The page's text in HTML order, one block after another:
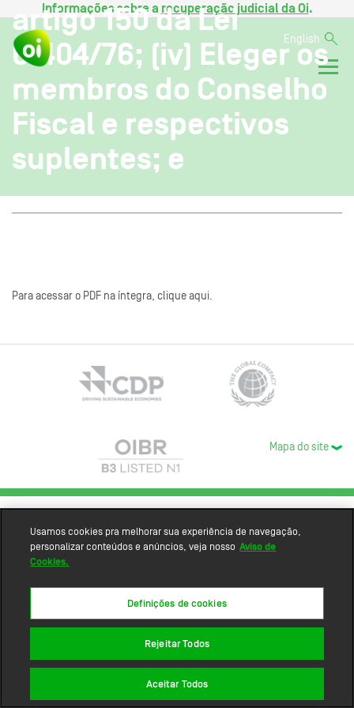
Informações sobre a recuperação judicial da Oi.
English
artigo 150 da Lei
6.404/76; (iv) Eleger os
membros do Conselho
Fiscal e respectivos
suplentes; e
Para acessar o PDF na íntegra, clique aqui.
Mapa do site
Usamos cookies pra melhorar sua experiência de navegação,
personalizar conteúdos e anúncios, veja nosso Aviso de
Cookies.
Definições de cookies
Rejeitar Todos
Aceitar Todos